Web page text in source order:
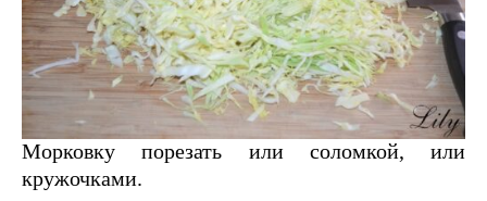
Морковку порезать или соломкой, или
кружочками.